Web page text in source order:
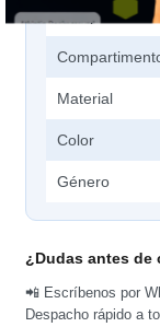
Material
Color
Género
¿Dudas antes de
📲 Escríbenos por
Despacho rápido a